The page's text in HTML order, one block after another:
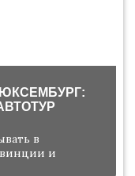
в
и